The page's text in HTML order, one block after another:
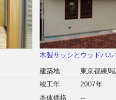
木製サッシとウッドバ
建築地
東京都練馬
竣工年
2007年
本体価格
--